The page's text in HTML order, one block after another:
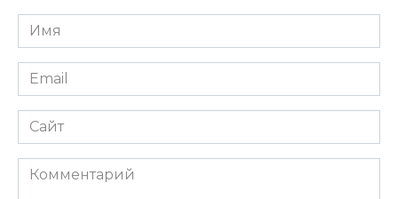
Имя
Email
Сайт
Комментарий